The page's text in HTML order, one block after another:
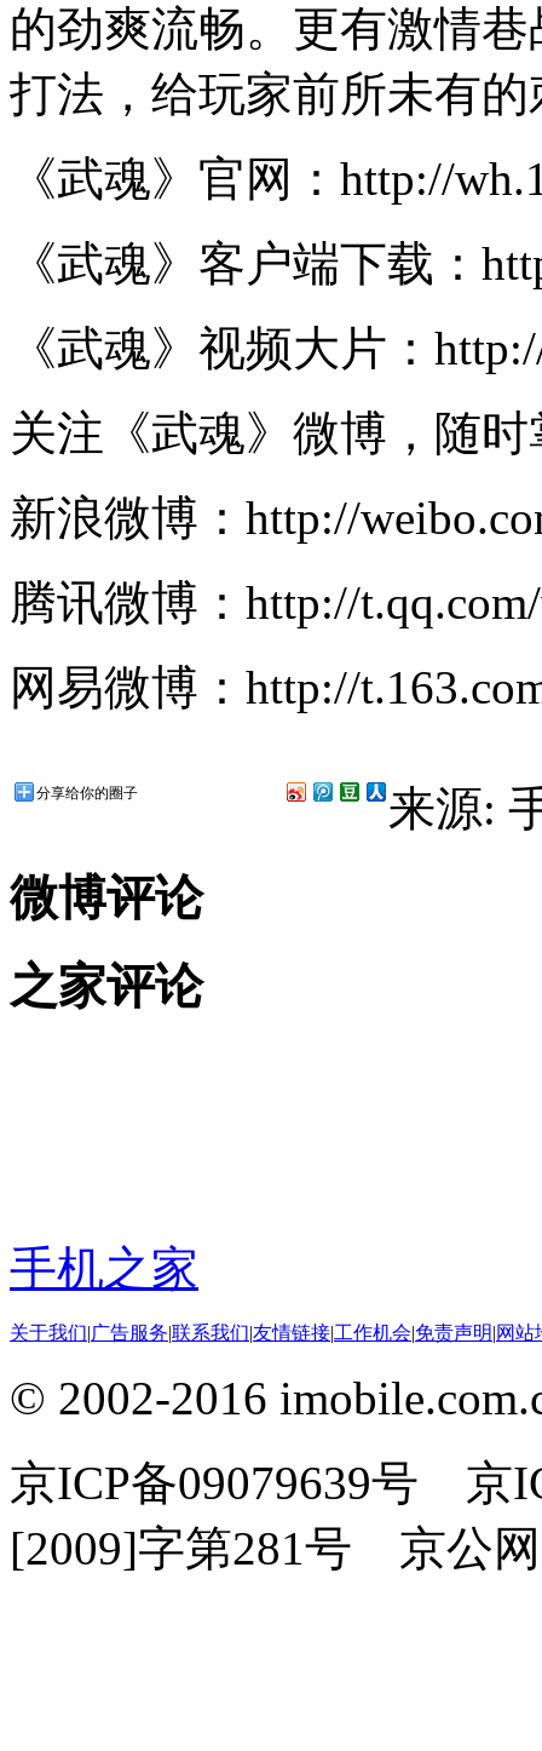
的劲爽流畅。更有激情
打法，给玩家前所未有
《武魂》官网：http://
《武魂》客户端下载：
《武魂》视频大片：
关注《武魂》微博，随
新浪微博：http://
腾讯微博：http://
网易微博：http://
分享给你的圈子 来源:
微博评论
之家评论
手机之家
关于我们|广告服务|联系我们|友情链接|工作机会|免责声明|网站
© 2002-2016
京ICP备09079639号 京
[2009]字第281号 京公网